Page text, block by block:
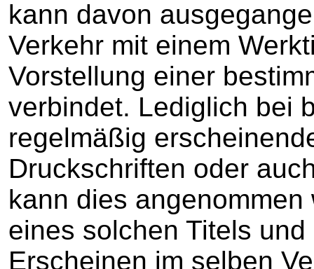
kann davon
Verkehr mit einem
Vorstellung einer
verbindet. Lediglich bei
regelmäßig
Druckschriften oder
kann dies
eines solchen Titels
Erscheinen im selben